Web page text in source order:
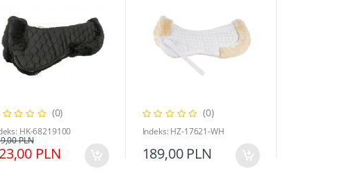
(0)
HK-68219100
PLN
PLN
(0)
Indeks: HZ-17621-WH
189,00 PLN